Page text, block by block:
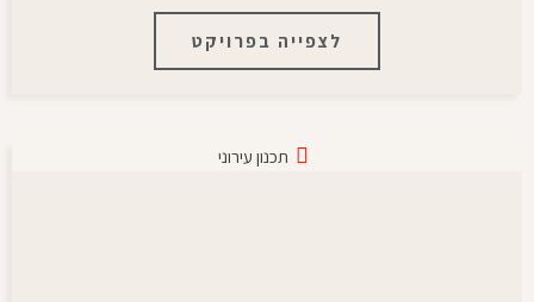
לצפייה בפרויקט
תכנון עירוני